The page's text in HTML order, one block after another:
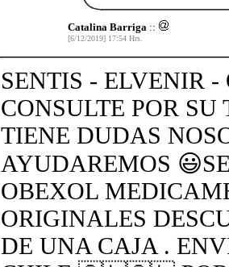
Catalina Barriga ::
[6/12/2019] 17:54 Hrs.
SENTIS - ELVENIR
CONSULTE POR
TIENE DUDAS
AYUDAREMOS
OBEXOL
ORIGINALES
DE UNA CAJA .